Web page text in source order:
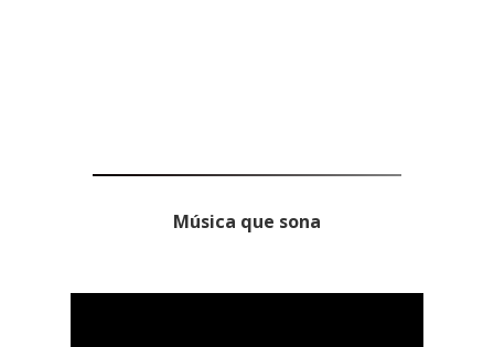
Música que sona